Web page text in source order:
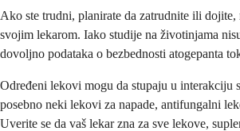
Ako ste trudni, planirate da zatrudnite ili dojite,
svojim lekarom. Iako studije na životinjama
dovoljno podataka o bezbednosti atogepanta
Određeni lekovi mogu da stupaju u interakciju
posebno neki lekovi za napade, antifungalni
Uverite se da vaš lekar zna za sve lekove,